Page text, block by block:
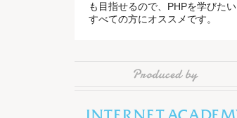
も目指せるので、PHPを学びたい
すべての方にオススメです。